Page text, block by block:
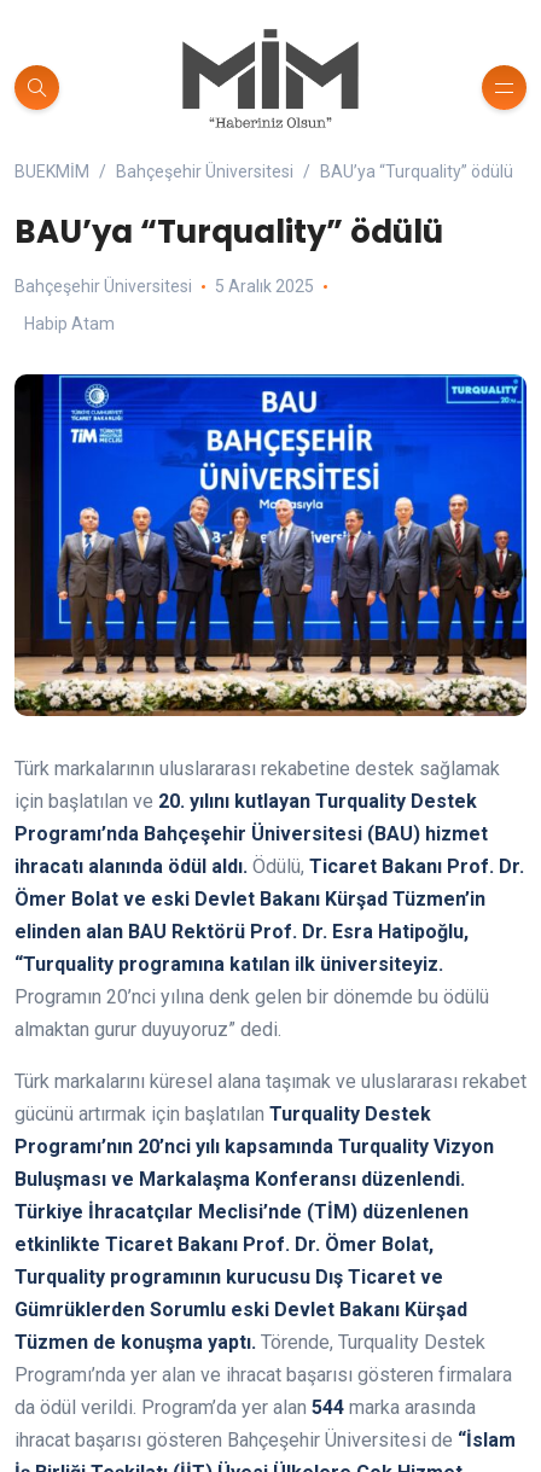
BUEKMİM Bahçeşehir Üniversitesi BAU’ya “Turquality” ödülü
BAU’ya “Turquality” ödülü
Bahçeşehir Üniversitesi
5 Aralık 2025
Habip Atam
Türk markalarının uluslararası rekabetine destek sağlamak
için başlatılan ve 20. yılını kutlayan Turquality Destek
Programı’nda Bahçeşehir Üniversitesi (BAU) hizmet
ihracatı alanında ödül aldı. Ödülü, Ticaret Bakanı Prof. Dr.
Ömer Bolat ve eski Devlet Bakanı Kürşad Tüzmen’in
elinden alan BAU Rektörü Prof. Dr. Esra Hatipoğlu,
“Turquality programına katılan ilk üniversiteyiz.
Programın 20’nci yılına denk gelen bir dönemde bu ödülü
almaktan gurur duyuyoruz” dedi.
Türk markalarını küresel alana taşımak ve uluslararası rekabet
gücünü artırmak için başlatılan Turquality Destek
Programı’nın 20’nci yılı kapsamında Turquality Vizyon
Buluşması ve Markalaşma Konferansı düzenlendi.
Türkiye İhracatçılar Meclisi’nde (TİM) düzenlenen
etkinlikte Ticaret Bakanı Prof. Dr. Ömer Bolat,
Turquality programının kurucusu Dış Ticaret ve
Gümrüklerden Sorumlu eski Devlet Bakanı Kürşad
Tüzmen de konuşma yaptı. Törende, Turquality Destek
Programı’nda yer alan ve ihracat başarısı gösteren firmalara
da ödül verildi. Program’da yer alan 544 marka arasında
ihracat başarısı gösteren Bahçeşehir Üniversitesi de “İslam